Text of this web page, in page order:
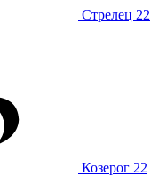
Стрелец 22
Козерог 22